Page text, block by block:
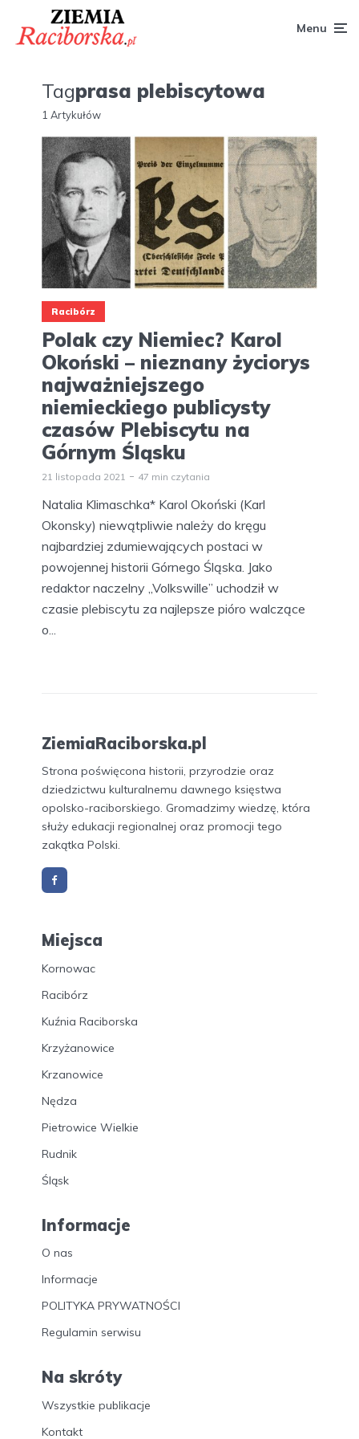
Menu
Tagprasa plebiscytowa
1 Artykułów
Racibórz
Polak czy Niemiec? Karol
Okoński – nieznany życiorys
najważniejszego
niemieckiego publicysty
czasów Plebiscytu na
Górnym Śląsku
21 listopada 2021 47 min czytania
Natalia Klimaschka* Karol Okoński (Karl
Okonsky) niewątpliwie należy do kręgu
najbardziej zdumiewających postaci w
powojennej historii Górnego Śląska. Jako
redaktor naczelny „Volkswille” uchodził w
czasie plebiscytu za najlepsze pióro walczące
o...
ZiemiaRaciborska.pl
Strona poświęcona historii, przyrodzie oraz
dziedzictwu kulturalnemu dawnego księstwa
opolsko-raciborskiego. Gromadzimy wiedzę, która
służy edukacji regionalnej oraz promocji tego
zakątka Polski.
Miejsca
Kornowac
Racibórz
Kuźnia Raciborska
Krzyżanowice
Krzanowice
Nędza
Pietrowice Wielkie
Rudnik
Śląsk
Informacje
O nas
Informacje
POLITYKA PRYWATNOŚCI
Regulamin serwisu
Na skróty
Wszystkie publikacje
Kontakt